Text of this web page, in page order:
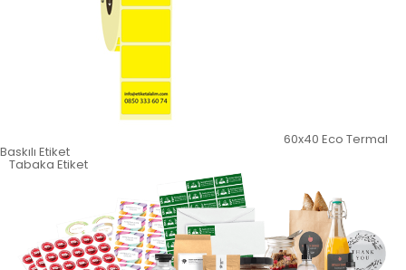
60x40 Eco Termal
Baskılı Etiket
Tabaka Etiket